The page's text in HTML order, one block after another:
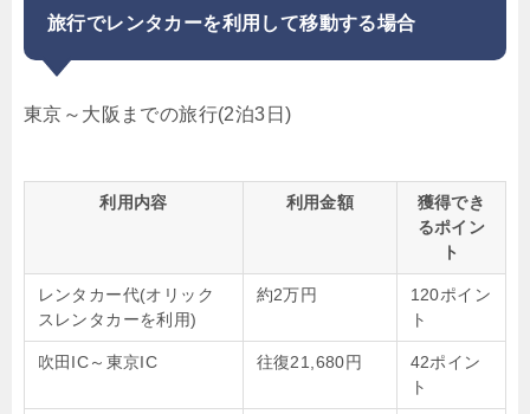
旅行でレンタカーを利用して移動する場合
東京～大阪までの旅行(2泊3日)
利用内容 利用金額
獲得でき
るポイン
ト
レンタカー代(オリック
スレンタカーを利用)
約2万円
120ポイン
ト
吹田IC～東京IC 往復21,680円
42ポイン
ト